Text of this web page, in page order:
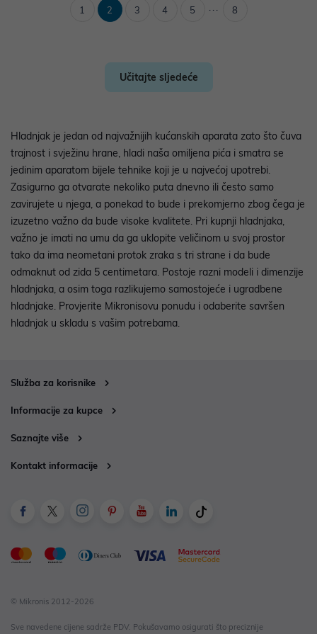
1 2 3 4 5 ... 8
Učitajte sljedeće
Hladnjak je jedan od najvažnijih kućanskih aparata zato što čuva
trajnost i svježinu hrane, hladi naša omiljena pića i smatra se
jedinim aparatom bijele tehnike koji je u najvećoj upotrebi.
Zasigurno ga otvarate nekoliko puta dnevno ili često samo
zavirujete u njega, a ponekad to bude i prekomjerno zbog čega je
izuzetno važno da bude visoke kvalitete. Pri kupnji hladnjaka,
važno je imati na umu da ga uklopite veličinom u svoj prostor
tako da ima neometani protok zraka s tri strane i da bude
odmaknut od zida 5 centimetara. Postoje razni modeli i dimenzije
hladnjaka, a osim toga razlikujemo samostojeće i ugradbene
hladnjake. Provjerite Mikronisovu ponudu i odaberite savršen
hladnjak u skladu s vašim potrebama.
Služba za korisnike
Informacije za kupce
Saznajte više
Kontakt informacije
© Mikronis 2012-2026
Sve navedene cijene sadrže PDV. Pokušavamo osigurati što preciznije